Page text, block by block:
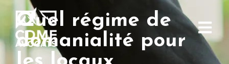
Quel régime de
domanialité pour